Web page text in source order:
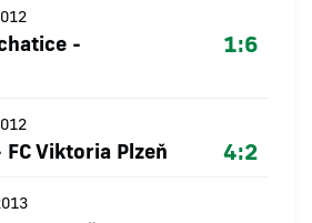
-
1:6
FC Viktoria Plzeň 4:2